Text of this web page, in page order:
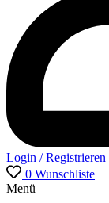
Login / Registrieren
0 Wunschliste
Menü